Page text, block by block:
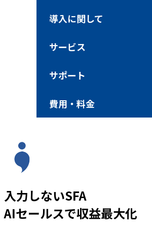
導入に関して
サービス
サポート
費用・料金
入力しないSFA
AIセールスで収益最大化